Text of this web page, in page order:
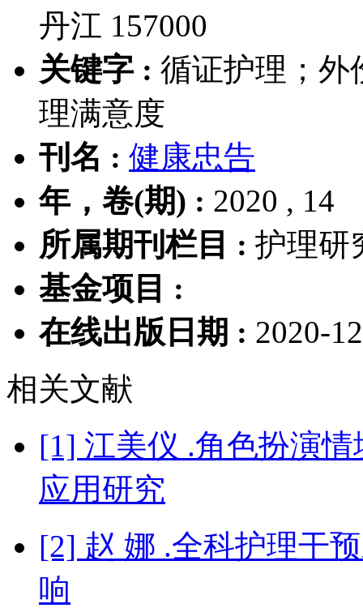
丹江 157000
关键字 : 循证护理；外
理满意度
刊名 : 健康忠告
年，卷(期) : 2020 , 14
所属期刊栏目 : 护理研
基金项目 :
在线出版日期 : 2020-
相关文献
[1] 江美仪 .角色扮演
应用研究
[2] 赵 娜 .全科护理干
响